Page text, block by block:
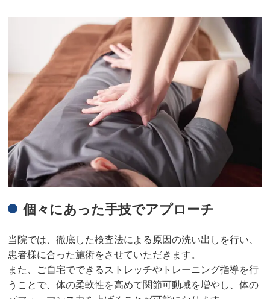
個々にあった手技でアプローチ
当院では、徹底した検査法による原因の洗い出しを行い、
患者様に合った施術をさせていただきます。
また、ご自宅でできるストレッチやトレーニング指導を行
うことで、体の柔軟性を高めて関節可動域を増やし、体の